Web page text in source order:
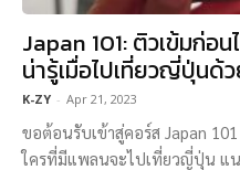
Japan 101: ติวเข้มก่
น่ารู้เมื่อไปเที่ยวญี่ปุ่นด้
K-ZY - Apr 21, 2023
ขอต้อนรับเข้าสู่คอร์ส Japan
ใครที่มีแพลนจะไปเที่ยวญี่ปุ่น แ